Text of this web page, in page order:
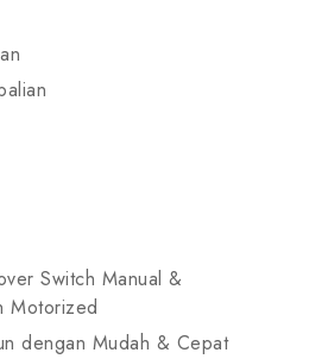
Switch Manual &
Motorized
dengan Mudah & Cepat